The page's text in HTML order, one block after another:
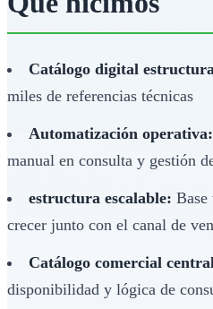
Catálogo digital
miles de referencias técnicas
Automatización operativa:
manual en consulta y gestión
estructura escalable: Base
crecer junto con el canal de
Catálogo comercial
disponibilidad y lógica de